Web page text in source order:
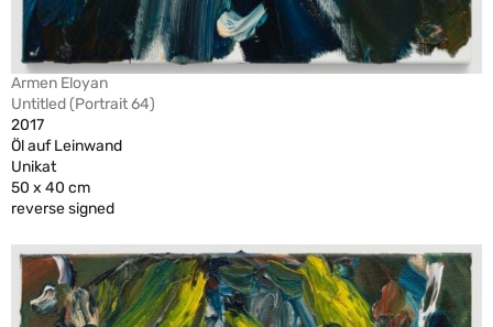
Armen Eloyan
Untitled (Portrait 64)
2017
Öl auf Leinwand
Unikat
50 x 40 cm
reverse signed